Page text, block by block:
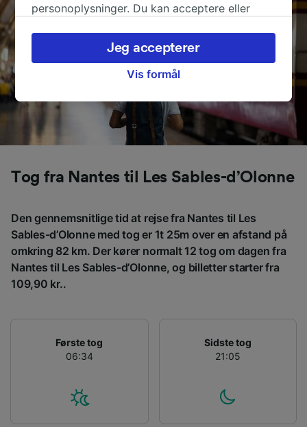
Tog fra Nantes til Les Sables-d’Olonne
Den gennemsnitlige tid at rejse fra Nantes til Les
Sables-d’Olonne med tog er 1t 25m over en afstand på
omkring 82 km. Der kører normalt 12 tog om dagen fra
Nantes til Les Sables-d’Olonne, og billetter starter fra
109,90 kr..
Første tog
06:34
Sidste tog
21:05
personoplysninger. Du kan acceptere eller
herunder din ret til at gøre indsigelse, hvor
legitim interesse bruges, eller når som helst på
siden om privatlivspolitik. Disse valg
browsingdata. Dine data vil ikke blive brugt til
sporingsformål, hvis du har bedt os om ikke at
spore dig.
Vi og vores partnere behandler data for at
levere:
placeringsoplysninger. Aktivt scanne
enhedskarakteristika til identifikation.
Opbevare og/eller tilgå oplysninger på en
enhed. Tilpasset annoncering og indhold,
annoncerings- og indholdsmåling,
målgruppeundersøgelser og udvikling af
tjenester.
Liste over partnere (leverandører)
Vis formål
Jeg accepterer